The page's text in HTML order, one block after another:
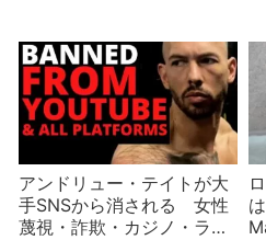
アンドリュー・テイトが大
手SNSから消される 女性
蔑視・詐欺・カジノ・ライ